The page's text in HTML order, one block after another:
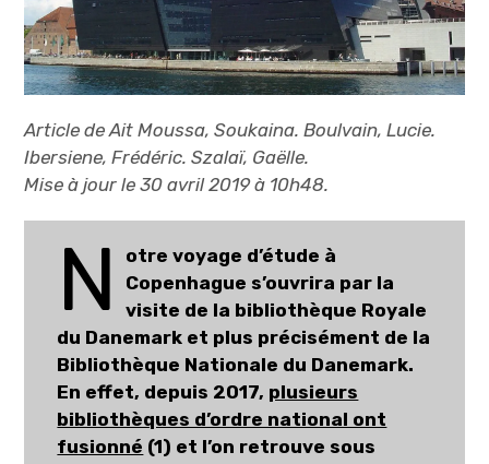
Article de Ait Moussa, Soukaina. Boulvain, Lucie.
Ibersiene, Frédéric. Szalaï, Gaëlle.
Mise à jour le 30 avril 2019 à 10h48.
N
otre voyage d’étude à
Copenhague s’ouvrira par la
visite de la bibliothèque Royale
du Danemark et plus précisément de la
Bibliothèque Nationale du Danemark.
En effet, depuis 2017, plusieurs
bibliothèques d’ordre national ont
fusionné (1) et l’on retrouve sous